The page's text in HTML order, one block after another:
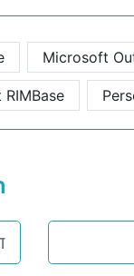
Microsoft